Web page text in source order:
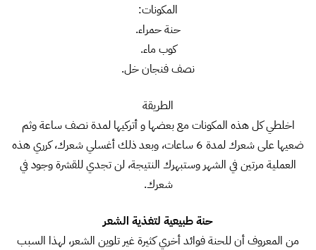
المكونات:
حنة حمراء.
كوب ماء.
نصف فنجان خل.
الطريقة
اخلطي كل هذه المكونات مع بعضها و أتركيها لمدة نصف ساعة وثم
ضعيها على شعرك لمدة 6 ساعات، وبعد ذلك أغسلي شعرك، كرري هذه
العملية مرتين في الشهر وستبهرك النتيجة، لن تجدي للقشرة وجود في
شعرك.
حنة طبيعية لتغذية الشعر
من المعروف أن للحنة فوائد أخري كثيرة غير تلوين الشعر، لهذا السبب